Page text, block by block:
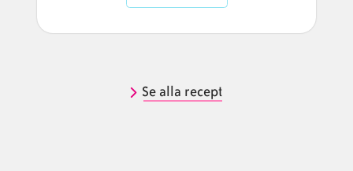
Se alla recept